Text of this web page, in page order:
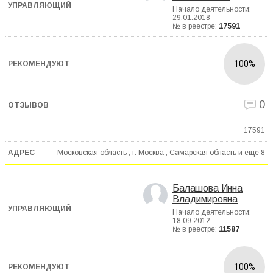
Начало деятельности:
29.01.2018
№ в реестре: 17591
100%
0
17591
Московская область , г. Москва , Самарская область и еще 8
Балашова Инна
Владимировна
Начало деятельности:
18.09.2012
№ в реестре: 11587
100%